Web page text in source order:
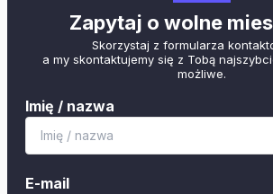
Zapytaj o wolne
Skorzystaj z formularza
a my skontaktujemy się z Tobą
możliwe.
Imię / nazwa
E-mail